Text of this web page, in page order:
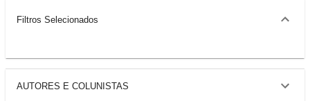
Filtros Selecionados
AUTORES E COLUNISTAS